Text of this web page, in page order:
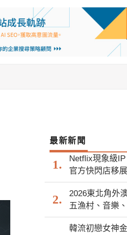
最新新聞
Netflix現象級
官方快閃店移
2026東北角外
五漁村、音樂
韓流初戀女神